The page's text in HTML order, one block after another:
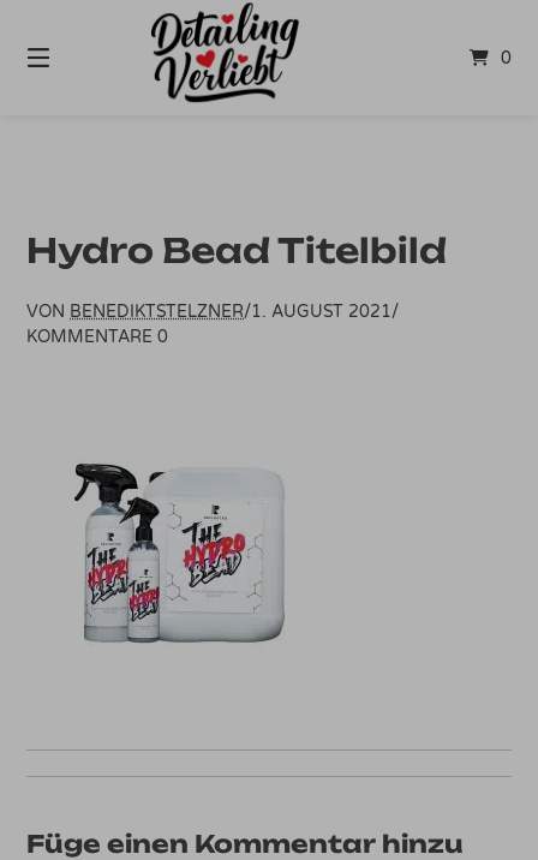
Inhalt
0
Hydro Bead Titelbild
VON BENEDIKTSTELZNER/1. AUGUST 2021/
KOMMENTARE 0
Füge einen Kommentar hinzu